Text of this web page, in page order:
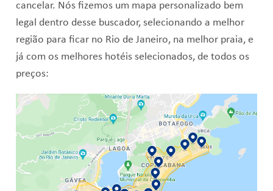
cancelar. Nós fizemos um mapa personalizado bem
legal dentro desse buscador, selecionando a melhor
região para ficar no Rio de Janeiro, na melhor praia, e
já com os melhores hotéis selecionados, de todos os
preços: